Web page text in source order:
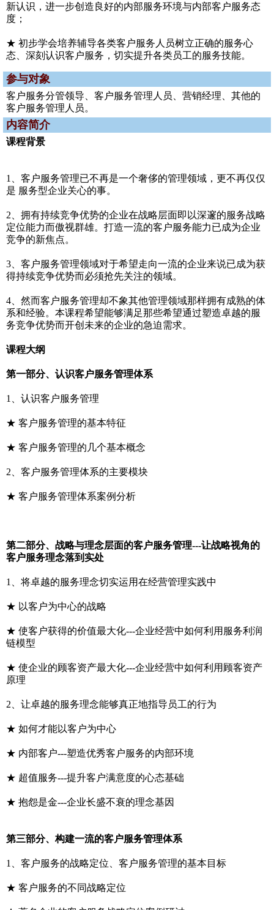
新认识，进一步创造良好的内部服务环境与内部客户服务态
度；
★ 初步学会培养辅导各类客户服务人员树立正确的服务心
态、深刻认识客户服务，切实提升各类员工的服务技能。
参与对象
客户服务分管领导、客户服务管理人员、营销经理、其他的
客户服务管理人员。
内容简介
课程背景
1、客户服务管理已不再是一个奢侈的管理领域，更不再仅仅
是 服务型企业关心的事。
2、拥有持续竞争优势的企业在战略层面即以深邃的服务战略
定位能力而傲视群雄。打造一流的客户服务能力已成为企业
竞争的新焦点。
3、客户服务管理领域对于希望走向一流的企业来说已成为获
得持续竞争优势而必须抢先关注的领域。
4、然而客户服务管理却不象其他管理领域那样拥有成熟的体
系和经验。本课程希望能够满足那些希望通过塑造卓越的服
务竞争优势而开创未来的企业的急迫需求。
课程大纲
第一部分、认识客户服务管理体系
1、认识客户服务管理
★ 客户服务管理的基本特征
★ 客户服务管理的几个基本概念
2、客户服务管理体系的主要模块
★ 客户服务管理体系案例分析
第二部分、战略与理念层面的客户服务管理---让战略视角的
客户服务理念落到实处
1、将卓越的服务理念切实运用在经营管理实践中
★ 以客户为中心的战略
★ 使客户获得的价值最大化---企业经营中如何利用服务利润
链模型
★ 使企业的顾客资产最大化---企业经营中如何利用顾客资产
原理
2、让卓越的服务理念能够真正地指导员工的行为
★ 如何才能以客户为中心
★ 内部客户---塑造优秀客户服务的内部环境
★ 超值服务---提升客户满意度的心态基础
★ 抱怨是金---企业长盛不衰的理念基因
第三部分、构建一流的客户服务管理体系
1、客户服务的战略定位、客户服务管理的基本目标
★ 客户服务的不同战略定位